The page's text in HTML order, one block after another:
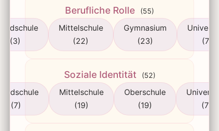
Berufliche Rolle (55)
(3)
Mittelschule
(22)
Gymnasium
(23)
(7)
Soziale Identität (52)
(7)
Mittelschule
(19)
Oberschule
(19)
(7)